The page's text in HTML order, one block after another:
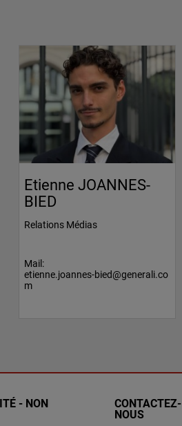
Etienne JOANNES-
BIED
Relations Médias
Mail:
etienne.joannes-bied@generali.co
m
- NON
CONTACTEZ-
NOUS